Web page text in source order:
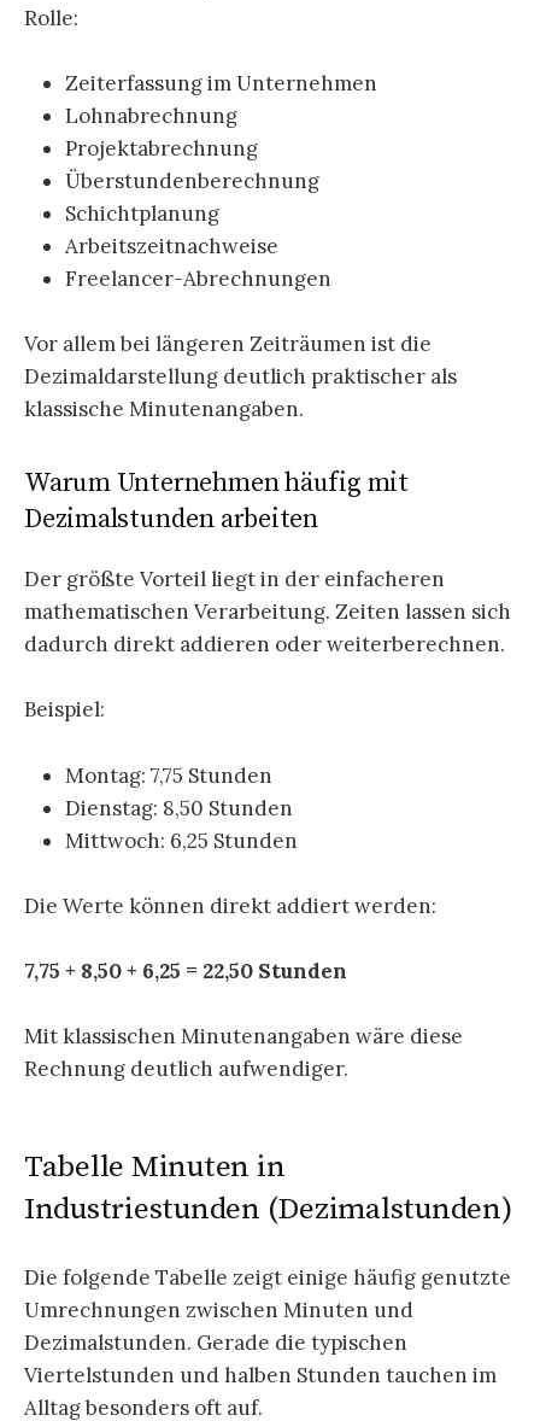
Rolle:
Zeiterfassung im Unternehmen
Lohnabrechnung
Projektabrechnung
Überstundenberechnung
Schichtplanung
Arbeitszeitnachweise
Freelancer-Abrechnungen
Vor allem bei längeren Zeiträumen ist die
Dezimaldarstellung deutlich praktischer als
klassische Minutenangaben.
Warum Unternehmen häufig mit
Dezimalstunden arbeiten
Der größte Vorteil liegt in der einfacheren
mathematischen Verarbeitung. Zeiten lassen sich
dadurch direkt addieren oder weiterberechnen.
Beispiel:
Montag: 7,75 Stunden
Dienstag: 8,50 Stunden
Mittwoch: 6,25 Stunden
Die Werte können direkt addiert werden:
7,75 + 8,50 + 6,25 = 22,50 Stunden
Mit klassischen Minutenangaben wäre diese
Rechnung deutlich aufwendiger.
Tabelle Minuten in
Industriestunden (Dezimalstunden)
Die folgende Tabelle zeigt einige häufig genutzte
Umrechnungen zwischen Minuten und
Dezimalstunden. Gerade die typischen
Viertelstunden und halben Stunden tauchen im
Alltag besonders oft auf.